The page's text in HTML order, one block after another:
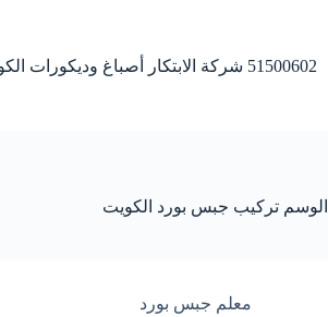
51500602 شركة الابتكار أصباغ وديكورات الكويت
الوسم تركيب جبس بورد الكويت
معلم جبس بورد